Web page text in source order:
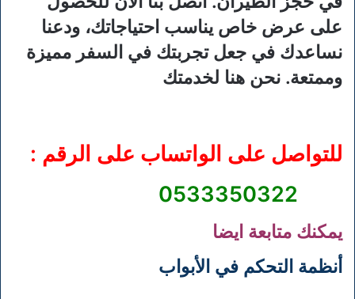
على عرض خاص يناسب احتياجاتك، ودعنا
نساعدك في جعل تجربتك في السفر مميزة
وممتعة. نحن هنا لخدمتك
للتواصل على الواتساب على الرقم :
يمكنك متابعة ايضا
أنظمة التحكم في الأبواب